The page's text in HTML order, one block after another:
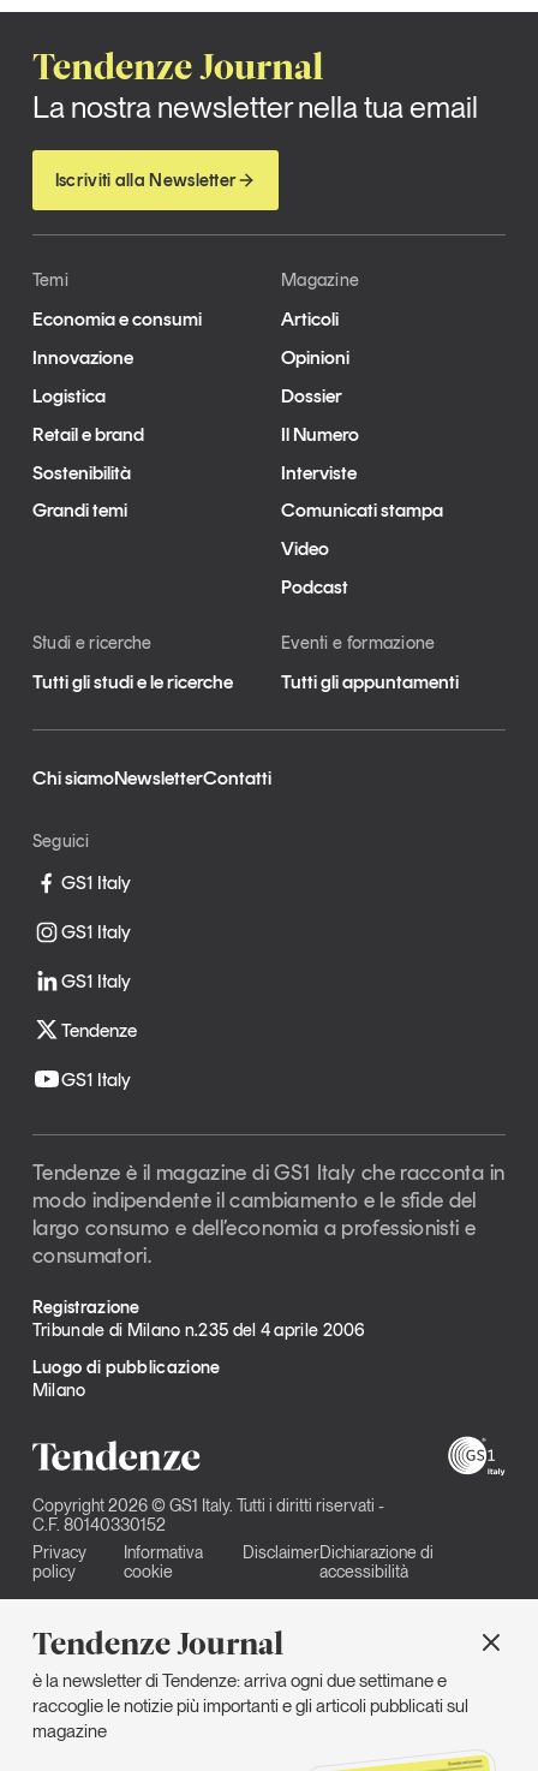
Tendenze Journal
è la newsletter di Tendenze: arriva ogni due settimane e
raccoglie le notizie più importanti e gli articoli pubblicati sul
magazine
Tendenze Journal
La nostra newsletter nella tua email
Iscriviti alla Newsletter
Temi
Economia e consumi
Innovazione
Logistica
Retail e brand
Sostenibilità
Grandi temi
Magazine
Articoli
Opinioni
Dossier
Il Numero
Interviste
Comunicati stampa
Video
Podcast
Studi e ricerche
Tutti gli studi e le ricerche
Eventi e formazione
Tutti gli appuntamenti
Chi siamoNewsletterContatti
Seguici
GS1 Italy
GS1 Italy
GS1 Italy
Tendenze
GS1 Italy
Tendenze è il magazine di GS1 Italy che racconta in
modo indipendente il cambiamento e le sfide del
largo consumo e dell’economia a professionisti e
consumatori.
Registrazione
Tribunale di Milano n.235 del 4 aprile 2006
Luogo di pubblicazione
Milano
Copyright 2026 © GS1 Italy. Tutti i diritti riservati -
C.F. 80140330152
Privacy
policy
Informativa
cookie
DisclaimerDichiarazione di
accessibilità